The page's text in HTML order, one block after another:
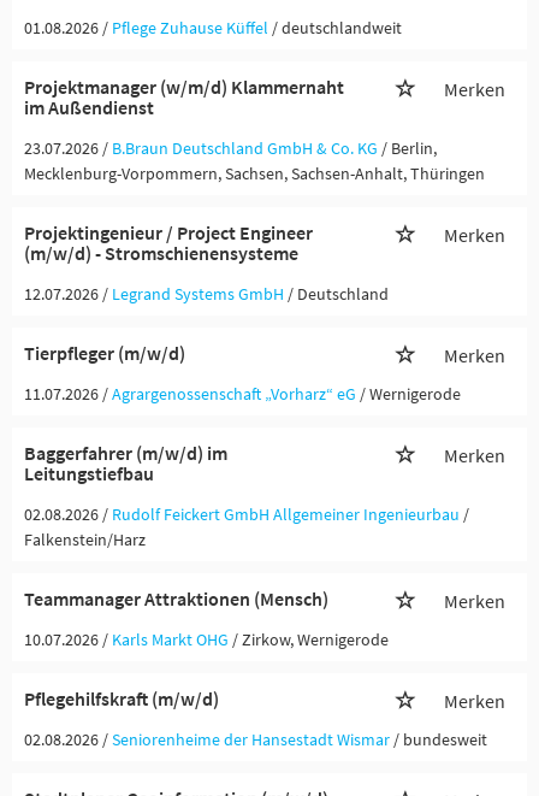
01.08.2026 / Pflege Zuhause Küffel / deutschlandweit
Projektmanager (w/m/d) Klammernaht
im Außendienst
Merken
23.07.2026 / B.Braun Deutschland GmbH & Co. KG / Berlin,
Mecklenburg-Vorpommern, Sachsen, Sachsen-Anhalt, Thüringen
Projektingenieur / Project Engineer
(m/w/d) - Stromschienensysteme
Merken
12.07.2026 / Legrand Systems GmbH / Deutschland
Tierpfleger (m/w/d) Merken
11.07.2026 /Agrargenossenschaft „Vorharz“ eG / Wernigerode
Baggerfahrer (m/w/d) im
Leitungstiefbau
Merken
02.08.2026 / Rudolf Feickert GmbH Allgemeiner Ingenieurbau /
Falkenstein/Harz
Teammanager Attraktionen (Mensch) Merken
10.07.2026 / Karls Markt OHG / Zirkow, Wernigerode
Pflegehilfskraft (m/w/d) Merken
02.08.2026 /Seniorenheime der Hansestadt Wismar / bundesweit